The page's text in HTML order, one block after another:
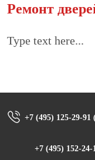
Ремонт
Type text here...
+7 (495) 125-29-
+7 (495) 152-24-